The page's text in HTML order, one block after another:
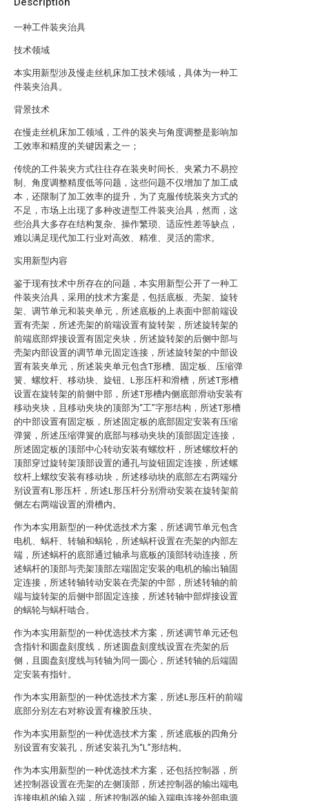
一种工件装夹治具
技术领域
本实用新型涉及慢走丝机床加工技术领域，具体为一种工
件装夹治具。
背景技术
在慢走丝机床加工领域，工件的装夹与角度调整是影响加
工效率和精度的关键因素之一；
传统的工件装夹方式往往存在装夹时间长、夹紧力不易控
制、角度调整精度低等问题，这些问题不仅增加了加工成
本，还限制了加工效率的提升，为了克服传统装夹方式的
不足，市场上出现了多种改进型工件装夹治具，然而，这
些治具大多存在结构复杂、操作繁琐、适应性差等缺点，
难以满足现代加工行业对高效、精准、灵活的需求。
实用新型内容
鉴于现有技术中所存在的问题，本实用新型公开了一种工
件装夹治具，采用的技术方案是，包括底板、壳架、旋转
架、调节单元和装夹单元，所述底板的上表面中部前端设
置有壳架，所述壳架的前端设置有旋转架，所述旋转架的
前端底部焊接设置有固定夹块，所述旋转架的后侧中部与
壳架内部设置的调节单元固定连接，所述旋转架的中部设
置有装夹单元，所述装夹单元包含T形槽、固定板、压缩弹
簧、螺纹杆、移动块、旋钮、L形压杆和滑槽，所述T形槽
设置在旋转架的前侧中部，所述T形槽内侧底部滑动安装有
移动夹块，且移动夹块的顶部为“工”字形结构，所述T形槽
的中部设置有固定板，所述固定板的底部固定安装有压缩
弹簧，所述压缩弹簧的底部与移动夹块的顶部固定连接，
所述固定板的顶部中心转动安装有螺纹杆，所述螺纹杆的
顶部穿过旋转架顶部设置的通孔与旋钮固定连接，所述螺
纹杆上螺纹安装有移动块，所述移动块的底部左右两端分
别设置有L形压杆，所述L形压杆分别滑动安装在旋转架前
侧左右两端设置的滑槽内。
作为本实用新型的一种优选技术方案，所述调节单元包含
电机、蜗杆、转轴和蜗轮，所述蜗杆设置在壳架的内部左
端，所述蜗杆的底部通过轴承与底板的顶部转动连接，所
述蜗杆的顶部与壳架顶部左端固定安装的电机的输出轴固
定连接，所述转轴转动安装在壳架的中部，所述转轴的前
端与旋转架的后侧中部固定连接，所述转轴中部焊接设置
的蜗轮与蜗杆啮合。
作为本实用新型的一种优选技术方案，所述调节单元还包
含指针和圆盘刻度线，所述圆盘刻度线设置在壳架的后
侧，且圆盘刻度线与转轴为同一圆心，所述转轴的后端固
定安装有指针。
作为本实用新型的一种优选技术方案，所述L形压杆的前端
底部分别左右对称设置有橡胶压块。
作为本实用新型的一种优选技术方案，所述底板的四角分
别设置有安装孔，所述安装孔为“L”形结构。
作为本实用新型的一种优选技术方案，还包括控制器，所
述控制器设置在壳架的左侧顶部，所述控制器的输出端电
连接电机的输入端，所述控制器的输入端电连接外部电源